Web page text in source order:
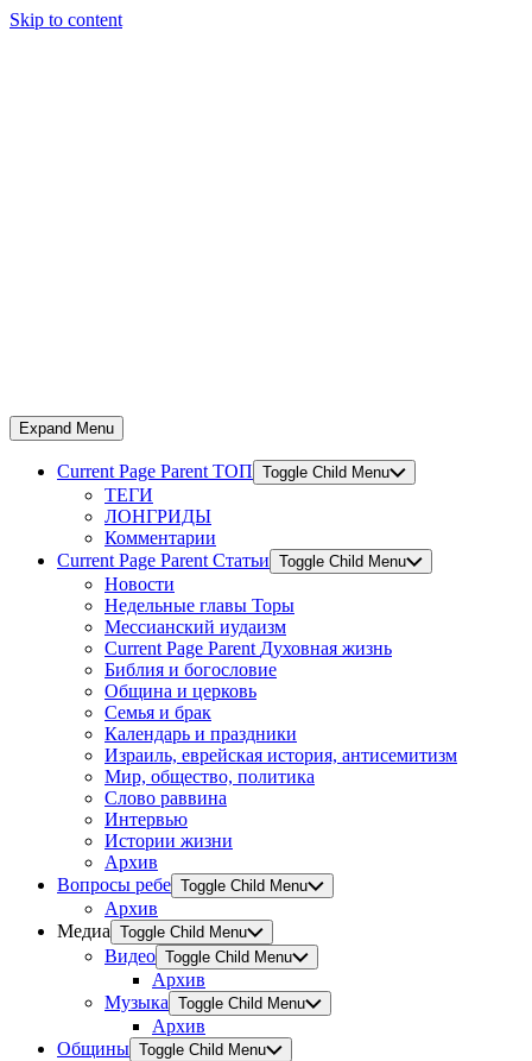
Skip to content
Expand Menu
Current Page Parent ТОП Toggle Child Menu
ТЕГИ
ЛОНГРИДЫ
Комментарии
Current Page Parent Статьи Toggle Child Menu
Новости
Недельные главы Торы
Мессианский иудаизм
Current Page Parent Духовная жизнь
Библия и богословие
Община и церковь
Семья и брак
Календарь и праздники
Израиль, еврейская история, антисемитизм
Мир, общество, политика
Слово раввина
Интервью
Истории жизни
Архив
Вопросы ребе Toggle Child Menu
Архив
Медиа Toggle Child Menu
Видео Toggle Child Menu
Архив
Музыка Toggle Child Menu
Архив
Общины Toggle Child Menu